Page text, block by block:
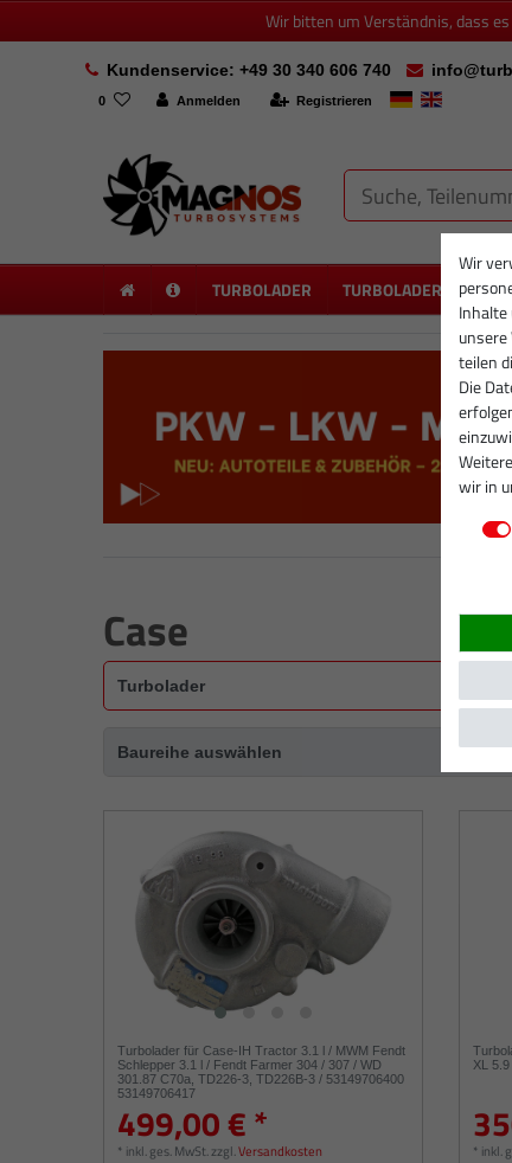
Wir bitten um Verständnis, dass
Kundenservice: +49 30 340 606 740
0 Anmelden Registrieren
TURBOLADER TURBOLADER NEU
Case
Turbolader für Case-IH Tractor 3.1 l / MWM Fendt
Schlepper 3.1 l / Fendt Farmer 304 / 307 / WD
301.87 C70a, TD226-3, TD226B-3 / 53149706400
53149706417
499,00 € *
* inkl. ges. MwSt.zzgl.Versandkosten
XL
* inkl.
Wir
Inhalte
teilen
Die
wir in